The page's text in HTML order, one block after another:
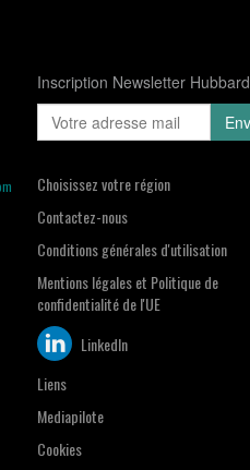
Inscription Newsletter Hubbard
Choisissez votre région
Contactez-nous
Conditions générales d'utilisation
Mentions légales et Politique de
confidentialité de l'UE
LinkedIn
Liens
Mediapilote
Cookies